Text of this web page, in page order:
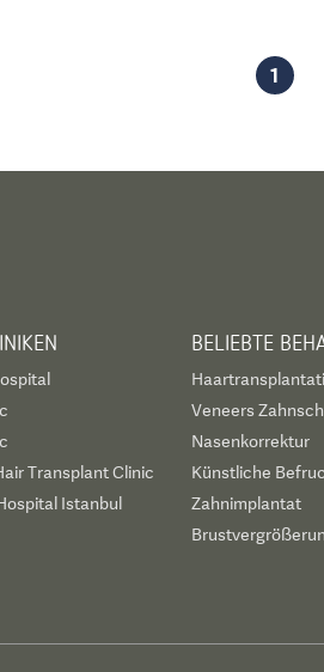
1
Transplant Clinic
Istanbul
BELIEBTE
Veneers
Nasenkorrektur
Künstliche
Zahnimplantat